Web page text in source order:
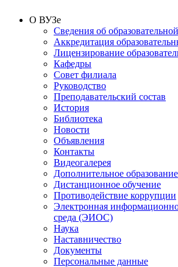
О ВУЗе
Сведения об
Аккредитация
Лицензирование
Кафедры
Совет филиала
Руководство
Преподавательский состав
История
Библиотека
Новости
Объявления
Контакты
Видеогалерея
Дополнительное образование
Дистанционное обучение
Противодействие коррупции
Электронная
среда (ЭИОС)
Наука
Наставничество
Документы
Персональные данные